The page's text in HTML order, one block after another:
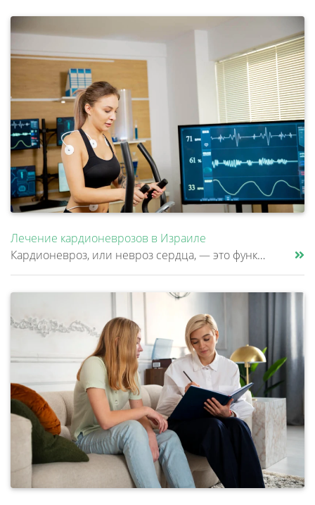
Лечение кардионеврозов в Израиле
Кардионевроз, или невроз сердца, — это функциональное расстройство, сопровождающееся дискомфортом в области сердца, учащ......